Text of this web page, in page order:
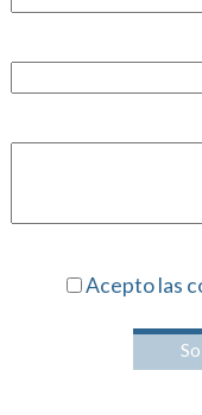
Acepto las